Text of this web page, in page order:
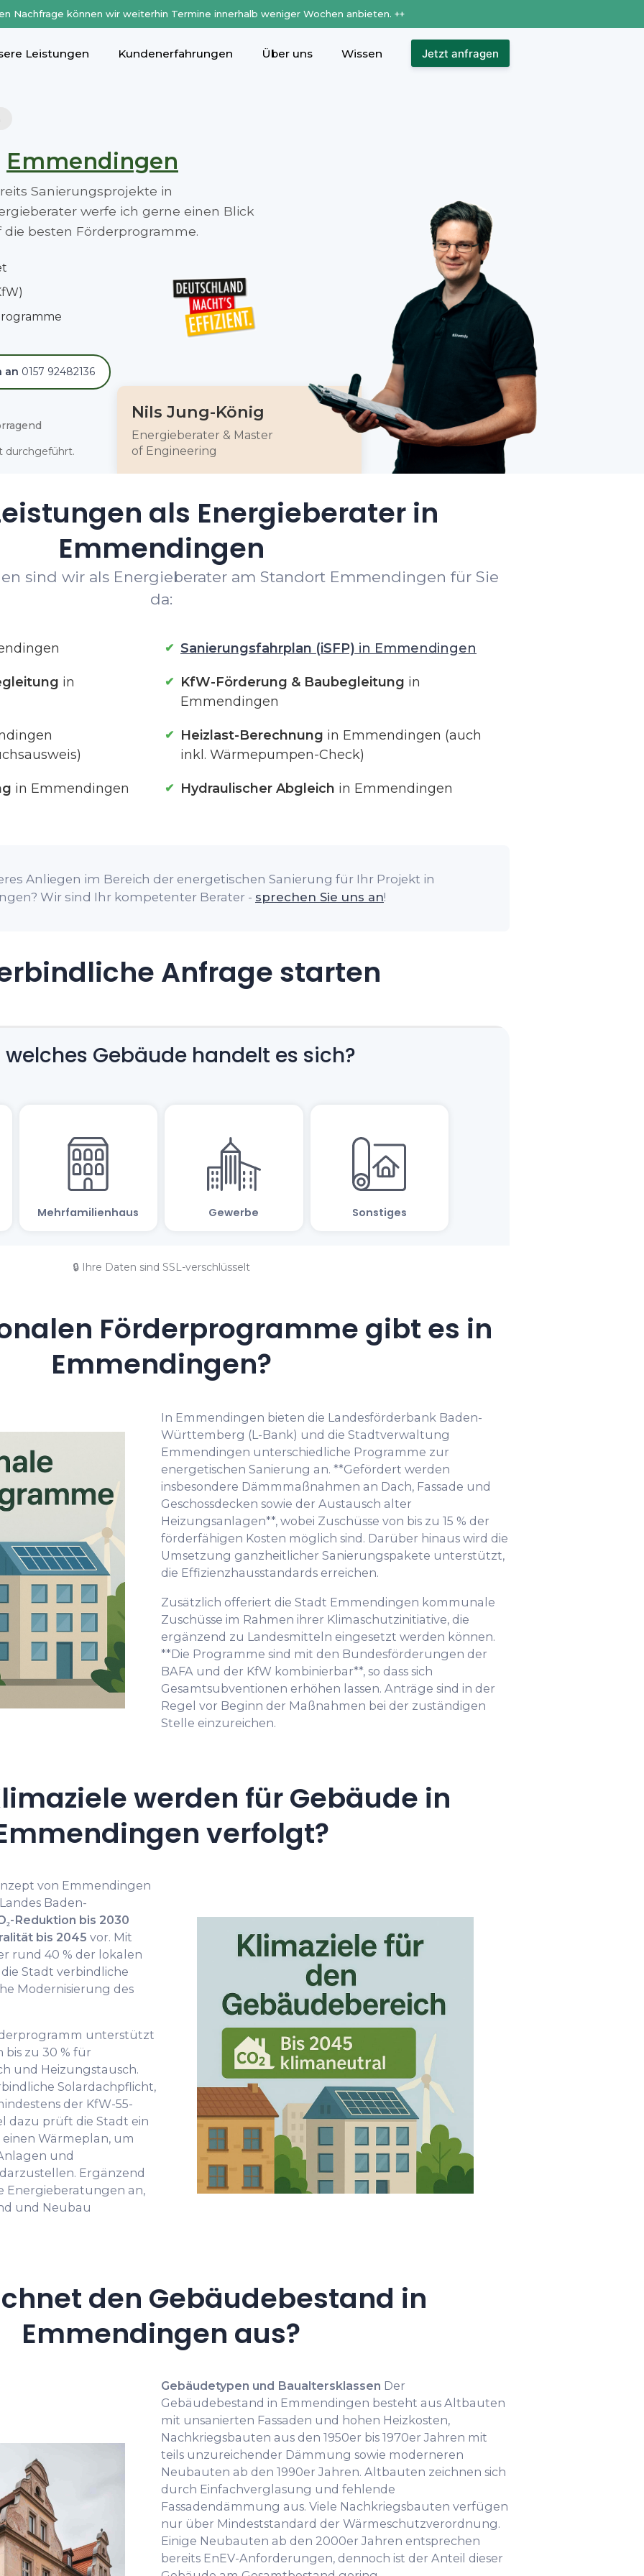
Nachfrage können wir weiterhin Termine innerhalb weniger Wochen anbieten. ++
Leistungen Kundenerfahrungen Über uns Wissen Jetzt anfragen
Emmendingen
Sanierungsprojekte in
werfe ich gerne einen Blick
besten Förderprogramme.
an 0157 92482136
durchgeführt.
Nils Jung-König
Energieberater & Master
of Engineering
als Energieberater in
Emmendingen
sind wir als Energieberater am Standort Emmendingen für Sie
da:
Sanierungsfahrplan (iSFP) in Emmendingen
in KfW-Förderung & Baubegleitung in
Emmendingen
Heizlast-Berechnung in Emmendingen (auch
inkl. Wärmepumpen-Check)
in Emmendingen Hydraulischer Abgleich in Emmendingen
Anliegen im Bereich der energetischen Sanierung für Ihr Projekt in
Wir sind Ihr kompetenter Berater - sprechen Sie uns an!
Anfrage starten
🔒 Ihre Daten sind SSL-verschlüsselt
Förderprogramme gibt es in
Emmendingen?
In Emmendingen bieten die Landesförderbank Baden-
Württemberg (L-Bank) und die Stadtverwaltung
Emmendingen unterschiedliche Programme zur
energetischen Sanierung an. **Gefördert werden
insbesondere Dämmmaßnahmen an Dach, Fassade und
Geschossdecken sowie der Austausch alter
Heizungsanlagen**, wobei Zuschüsse von bis zu 15 % der
förderfähigen Kosten möglich sind. Darüber hinaus wird die
Umsetzung ganzheitlicher Sanierungspakete unterstützt,
die Effizienzhausstandards erreichen.
Zusätzlich offeriert die Stadt Emmendingen kommunale
Zuschüsse im Rahmen ihrer Klimaschutzinitiative, die
ergänzend zu Landesmitteln eingesetzt werden können.
**Die Programme sind mit den Bundesförderungen der
BAFA und der KfW kombinierbar**, so dass sich
Gesamtsubventionen erhöhen lassen. Anträge sind in der
Regel vor Beginn der Maßnahmen bei der zuständigen
Stelle einzureichen.
werden für Gebäude in
verfolgt?
von Emmendingen
Baden-
Reduktion bis 2030
bis 2045 vor. Mit
rund 40 % der lokalen
Stadt verbindliche
Modernisierung des
unterstützt
zu 30 % für
und Heizungstausch.
Solardachpflicht,
der KfW-55-
dazu prüft die Stadt ein
Wärmeplan, um
und
Ergänzend
Energieberatungen an,
und Neubau
den Gebäudebestand in
Emmendingen aus?
Gebäudetypen und Baualtersklassen Der
Gebäudebestand in Emmendingen besteht aus Altbauten
mit unsanierten Fassaden und hohen Heizkosten,
Nachkriegsbauten aus den 1950er bis 1970er Jahren mit
teils unzureichender Dämmung sowie moderneren
Neubauten ab den 1990er Jahren. Altbauten zeichnen sich
durch Einfachverglasung und fehlende
Fassadendämmung aus. Viele Nachkriegsbauten verfügen
nur über Mindeststandard der Wärmeschutzverordnung.
Einige Neubauten ab den 2000er Jahren entsprechen
bereits EnEV-Anforderungen, dennoch ist der Anteil dieser